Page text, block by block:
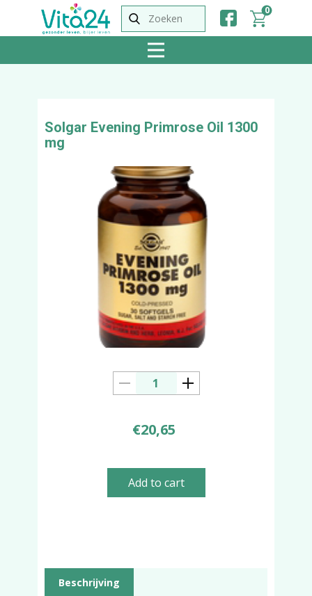
0
Solgar Evening Primrose Oil 1300
mg
€20,65
Add to cart
Beschrijving